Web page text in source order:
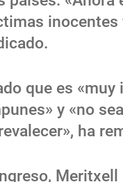
que es
y «no
ha